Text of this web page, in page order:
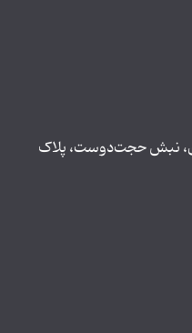
نبش حجت‌دوست، پلاک